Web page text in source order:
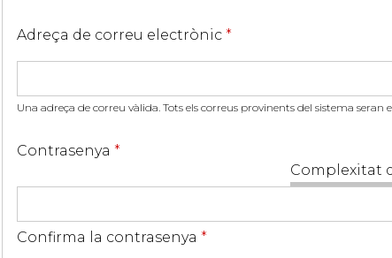
Adreça de correu electrònic *
Una adreça de correu vàlida. Tots els correus provinents del sistema
Complexitat
Contrasenya *
Confirma la contrasenya *